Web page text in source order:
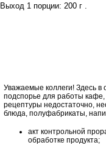
Выход 1 порции: 200 г
Уважаемые коллеги! Здесь
подспорье для работы
рецептуры недостаточно,
блюда, полуфабрикаты,
акт контрольной
обработке продукта;